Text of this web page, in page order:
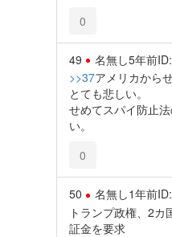
0
49 名無し5年前
>>37アメリカから
とても悲しい。
せめてスパイ防止
い。
0
50 名無し1年前
トランプ政権、2
証金を要求